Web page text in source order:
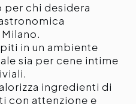
per chi desidera
in un ambiente
sia per cene intime
ingredienti di
con attenzione e